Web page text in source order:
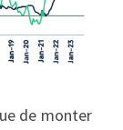
de monter